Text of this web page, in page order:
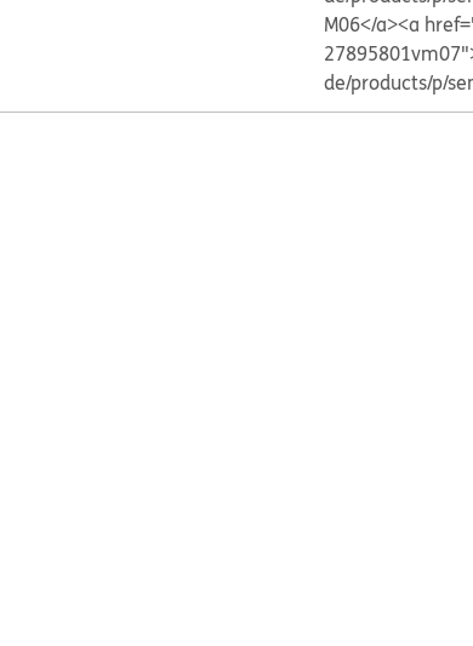
M06</a><a
de/products/p/